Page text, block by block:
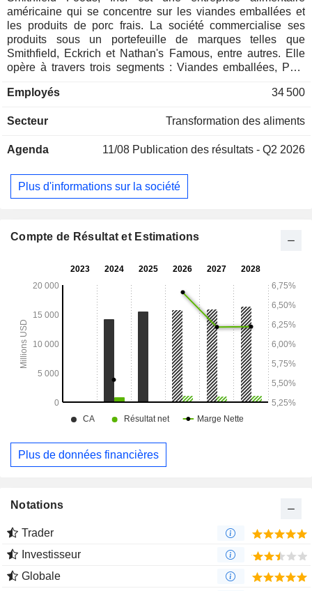
américaine qui se concentre sur les viandes emballées et
les produits de porc frais. La société commercialise ses
produits sous un portefeuille de marques telles que
Smithfield, Eckrich et Nathan's Famous, entre autres. Elle
opère à travers trois segments : Viandes emballées, Porc
emballées comprend les activités américaines qui
viande emballés, y compris le bacon, les saucisses, les hot-
saucisses sèches, les jambons, les produits prêts à
viande de porc fraîche comprend ses activités aux États-
Unis qui transforment les porcs vivants en une variété de
et les côtes. Le secteur de la production porcine comprend
exploitées par des agriculteurs tiers sous contrat.
Employés 34 500
Secteur Transformation des aliments
Agenda 11/08 Publication des résultats - Q2 2026
Plus d'informations sur la société
Compte de Résultat et Estimations
Plus de données financières
Notations
Trader
Investisseur
Globale